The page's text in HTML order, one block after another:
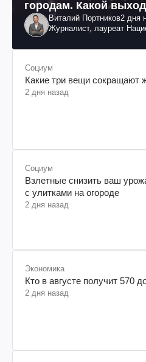
городам. Какой
Виталий Портников2 дня
Журналист, лауреат
Социум
Какие три вещи сокращают
2 дня назад
Социум
Взлетные снизить ваш
с улитками на огороде
2 дня назад
Экономика
Кто в августе получит 570
2 дня назад